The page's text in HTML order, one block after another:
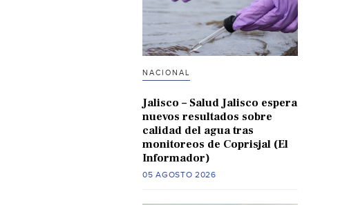
NACIONAL
Jalisco – Salud Jalisco espera
nuevos resultados sobre
calidad del agua tras
monitoreos de Coprisjal (El
Informador)
05 AGOSTO 2026